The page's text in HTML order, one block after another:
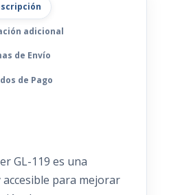
adicional
de Envío
de Pago
GL-119 es una
para mejorar